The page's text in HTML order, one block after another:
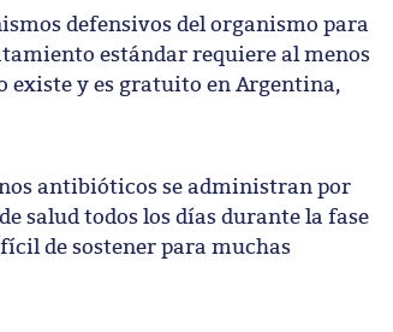
defensivos del organismo para
estándar requiere al menos
existe y es gratuito en Argentina,
antibióticos se administran por
salud todos los días durante la fase
de sostener para muchas